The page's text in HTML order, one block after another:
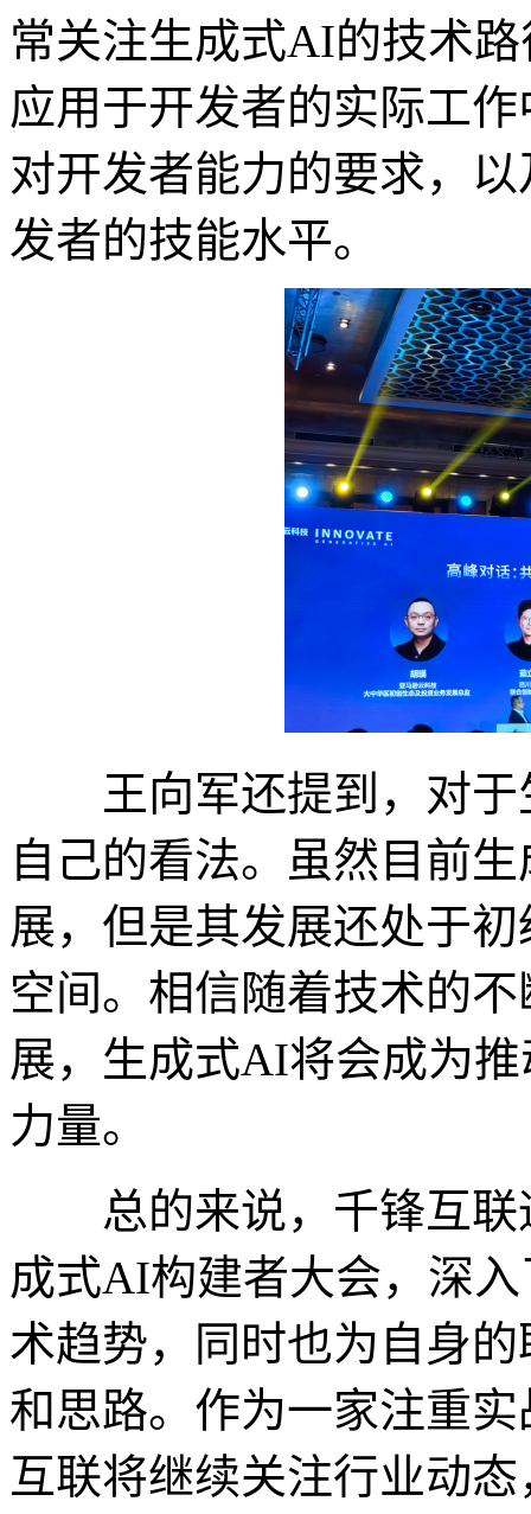
常关注生成式AI的技术
应用于开发者的实际工
对开发者能力的要求，
发者的技能水平。
王向军还提到，对于
自己的看法。虽然目前
展，但是其发展还处于
空间。相信随着技术的
展，生成式AI将会成为
力量。
总的来说，千锋互联
成式AI构建者大会，深
术趋势，同时也为自身
和思路。作为一家注重
互联将继续关注行业动